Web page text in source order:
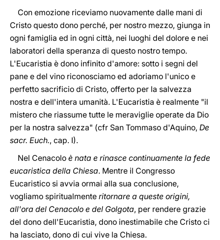
Con emozione riceviamo nuovamente dalle mani di
Cristo questo dono perché, per nostro mezzo, giunga in
ogni famiglia ed in ogni città, nei luoghi del dolore e nei
laboratori della speranza di questo nostro tempo.
L'Eucaristia è dono infinito d'amore: sotto i segni del
pane e del vino riconosciamo ed adoriamo l'unico e
perfetto sacrificio di Cristo, offerto per la salvezza
nostra e dell'intera umanità. L'Eucaristia è realmente "il
mistero che riassume tutte le meraviglie operate da Dio
per la nostra salvezza" (cfr San Tommaso d'Aquino, De
sacr. Euch., cap. I).
Nel Cenacolo è nata e rinasce continuamente la fede
eucaristica della Chiesa. Mentre il Congresso
Eucaristico si avvia ormai alla sua conclusione,
vogliamo spiritualmente ritornare a queste origini,
all'ora del Cenacolo e del Golgota, per rendere grazie
del dono dell'Eucaristia, dono inestimabile che Cristo ci
ha lasciato, dono di cui vive la Chiesa.